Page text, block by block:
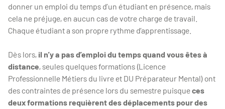
donner un emploi du temps d’un étudiant en présence, mais
cela ne préjuge, en aucun cas de votre charge de travail.
Chaque étudiant a son propre rythme d’apprentissage.
Dès lors, il n’y a pas d’emploi du temps quand vous êtes à
distance, seules quelques formations (Licence
Professionnelle Métiers du livre et DU Préparateur Mental) ont
des contraintes de présence lors du semestre puisqueces
deux formations requièrent des déplacements pour des